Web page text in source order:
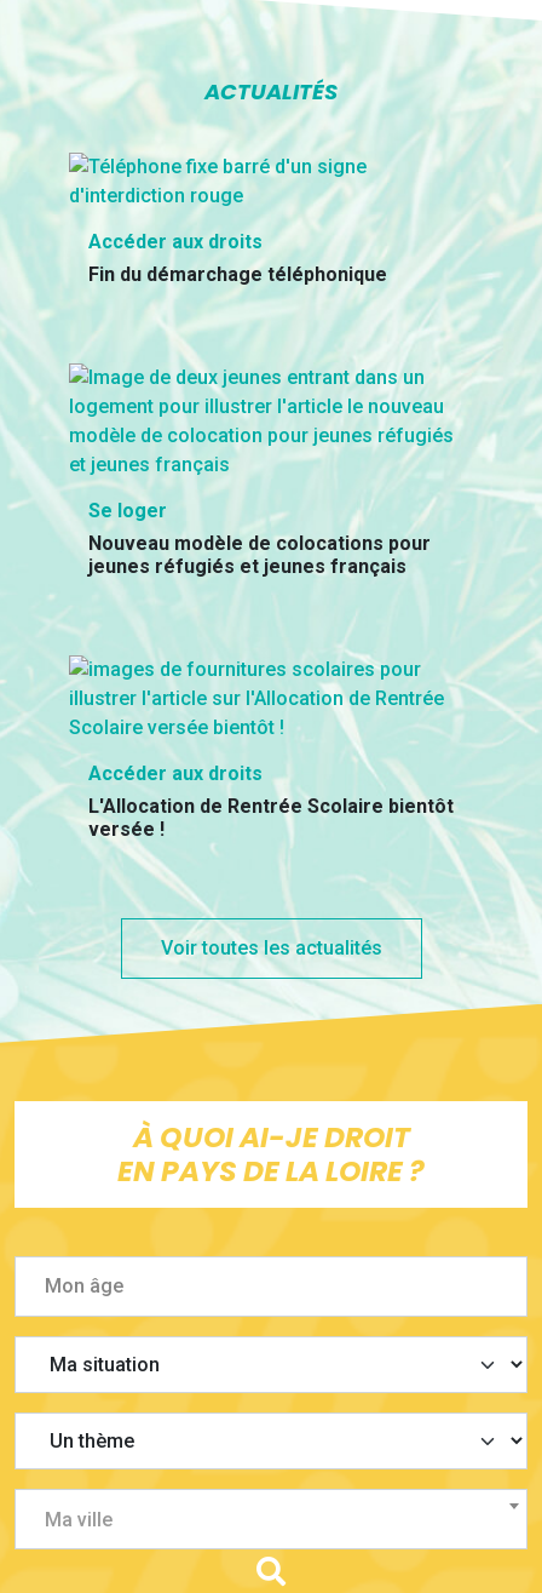
ACTUALITÉS
Accéder aux droits
Fin du démarchage téléphonique
Se loger
Nouveau modèle de colocations pour
jeunes réfugiés et jeunes français
Accéder aux droits
L'Allocation de Rentrée Scolaire bientôt
versée !
Voir toutes les actualités
À QUOI AI-JE DROIT
EN PAYS DE LA LOIRE ?
Ma ville